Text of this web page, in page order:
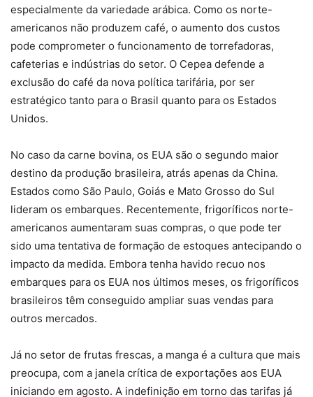
especialmente da variedade arábica. Como os norte-
americanos não produzem café, o aumento dos custos
pode comprometer o funcionamento de torrefadoras,
cafeterias e indústrias do setor. O Cepea defende a
exclusão do café da nova política tarifária, por ser
estratégico tanto para o Brasil quanto para os Estados
Unidos.
No caso da carne bovina, os EUA são o segundo maior
destino da produção brasileira, atrás apenas da China.
Estados como São Paulo, Goiás e Mato Grosso do Sul
lideram os embarques. Recentemente, frigoríficos norte-
americanos aumentaram suas compras, o que pode ter
sido uma tentativa de formação de estoques antecipando o
impacto da medida. Embora tenha havido recuo nos
embarques para os EUA nos últimos meses, os frigoríficos
brasileiros têm conseguido ampliar suas vendas para
outros mercados.
Já no setor de frutas frescas, a manga é a cultura que mais
preocupa, com a janela crítica de exportações aos EUA
iniciando em agosto. A indefinição em torno das tarifas já